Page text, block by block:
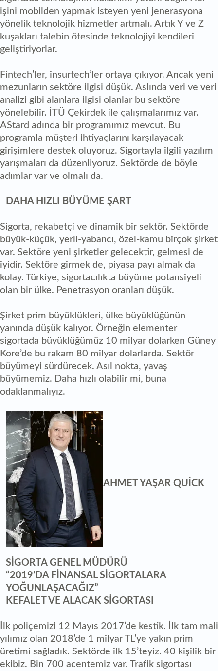
işini mobilden yapmak isteyen yeni jenerasyona
yönelik teknolojik hizmetler artmalı. Artık Y ve Z
kuşakları talebin ötesinde teknolojiyi kendileri
geliştiriyorlar.
Fintech’ler, insurtech’ler ortaya çıkıyor. Ancak yeni
mezunların sektöre ilgisi düşük. Aslında veri ve veri
analizi gibi alanlara ilgisi olanlar bu sektöre
yönelebilir. İTÜ Çekirdek ile çalışmalarımız var.
AStard adında bir programımız mevcut. Bu
programla müşteri ihtiyaçlarını karşılayacak
girişimlere destek oluyoruz. Sigortayla ilgili yazılım
yarışmaları da düzenliyoruz. Sektörde de böyle
adımlar var ve olmalı da.
DAHA HIZLI BÜYÜME ŞART
Sigorta, rekabetçi ve dinamik bir sektör. Sektörde
büyük-küçük, yerli-yabancı, özel-kamu birçok şirket
var. Sektöre yeni şirketler gelecektir, gelmesi de
iyidir. Sektöre girmek de, piyasa payı almak da
kolay. Türkiye, sigortacılıkta büyüme potansiyeli
olan bir ülke. Penetrasyon oranları düşük.
Şirket prim büyüklükleri, ülke büyüklüğünün
yanında düşük kalıyor. Örneğin elementer
sigortada büyüklüğümüz 10 milyar dolarken Güney
Kore’de bu rakam 80 milyar dolarlarda. Sektör
büyümeyi sürdürecek. Asıl nokta, yavaş
büyümemiz. Daha hızlı olabilir mi, buna
odaklanmalıyız.
AHMET YAŞAR QUİCK
SİGORTA GENEL MÜDÜRÜ
“2019’DA FİNANSAL SİGORTALARA
YOĞUNLAŞACAĞIZ”
KEFALET VE ALACAK SİGORTASI
İlk poliçemizi 12 Mayıs 2017’de kestik. İlk tam mali
yılımız olan 2018’de 1 milyar TL’ye yakın prim
üretimi sağladık. Sektörde ilk 15’teyiz. 40 kişilik bir
ekibiz. Bin 700 acentemiz var. Trafik sigortası